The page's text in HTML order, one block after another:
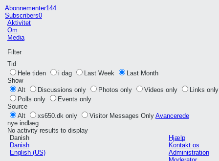
Abonnementer144
Subscribers0
Aktivitet
Om
Media
Filter
Tid
Hele tiden
i dag Last Week
Last Month
Show
Alt
Discussions only Photos only Videos only
Links only
Polls only
Events only
Source
Alt
xs650.dk only Visitor Messages Only Avancerede
nye indlæg
No activity results to display
Danish
Danish
English (US)
Hjælp
Kontakt os
Administration